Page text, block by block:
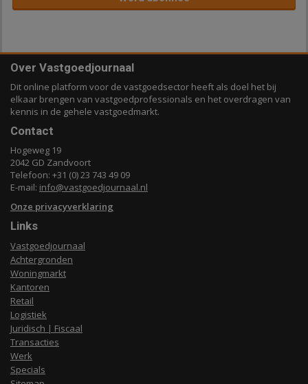
Over Vastgoedjournaal
Dit online platform voor de vastgoedsector heeft als doel het bij
elkaar brengen van vastgoedprofessionals en het overdragen van
kennis in de gehele vastgoedmarkt.
Contact
Hogeweg 19
2042 GD Zandvoort
Telefoon: +31 (0) 23 743 49 09
E-mail: info@vastgoedjournaal.nl
Onze privacyverklaring
Links
Vastgoedjournaal
Achtergronden
Woningmarkt
Kantoren
Retail
Logistiek
Juridisch | Fiscaal
Transacties
Werk
Specials